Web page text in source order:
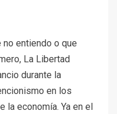
no entiendo o que
La Libertad
durante la
en los
economía. Ya en el